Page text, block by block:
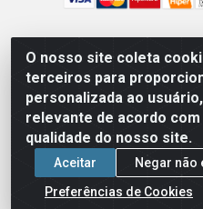
O nosso site coleta
terceiros para
personalizada ao
relevante de acordo
qualidade do nosso site.
Aceitar
Negar não
Preferências de Cookies
Perola Distribuição e Logística
200 Bloco 12-A -Jardim
000 - CNPJ